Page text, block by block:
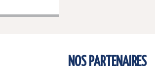
NOS PARTENAIRES